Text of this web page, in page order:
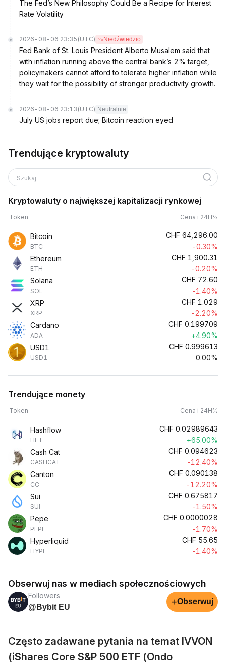
The Fed’s New Philosophy Could Be a Recipe for Interest
Rate Volatility
2026-08-06 23:35 (UTC) Niedźwiedzio
Fed Bank of St. Louis President Alberto Musalem said that
with inflation running above the central bank’s 2% target,
policymakers cannot afford to tolerate higher inflation while
they wait for the possibility of stronger productivity growth.
2026-08-06 23:13 (UTC) Neutralnie
July US jobs report due; Bitcoin reaction eyed
Trendujące kryptowaluty
Szukaj
Kryptowaluty o największej kapitalizacji rynkowej
Token Cena i 24H%
Bitcoin
BTC
CHF 64,296.00
-0.30%
Ethereum
ETH
CHF 1,900.31
-0.20%
Solana
SOL
CHF 72.60
-1.40%
XRP
XRP
CHF 1.029
-2.20%
Cardano
ADA
CHF 0.199709
+4.90%
USD1
USD1
CHF 0.999613
0.00%
Trendujące monety
Token Cena i 24H%
Hashflow
HFT
CHF 0.02989643
+65.00%
Cash Cat
CASHCAT
CHF 0.094623
-12.40%
Canton
CC
CHF 0.090138
-12.20%
Sui
SUI
CHF 0.675817
-1.50%
Pepe
PEPE
CHF 0.0000028
-1.70%
Hyperliquid
HYPE
CHF 55.65
-1.40%
Obserwuj nas w mediach społecznościowych
Followers
@Bybit EU
+Obserwuj
Często zadawane pytania na temat IVVON
(iShares Core S&P 500 ETF (Ondo